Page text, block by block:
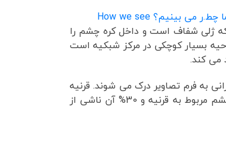
ژلی شفاف است و داخل کره چشم را
بسیار کوچکی در مرکز شبکیه است
می کند.
به فرم تصاویر درک می شوند. قرنیه
و عدسی با کمک به تمرکز نوری که وارد چشم می شود، نقش مهمی در وضوح بینایی ما دارند. در واقع 70% قدرت انکساری چشم مربوط به قرنیه و 30% آن ناشی از